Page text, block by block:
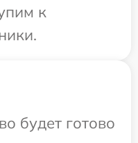
к
будет готово